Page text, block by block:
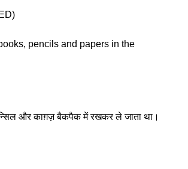
pencils and papers in the
और काग़ज़ बैकपैक में रखकर ले जाता था।